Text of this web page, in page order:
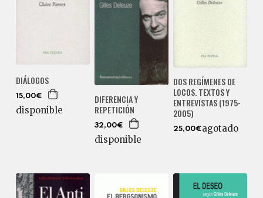
DIÁLOGOS
15,00€
disponible
DIFERENCIA Y
REPETICIÓN
32,00€
disponible
DOS REGÍMENES DE
LOCOS. TEXTOS Y
ENTREVISTAS (1975-
2005)
25,00€agotado